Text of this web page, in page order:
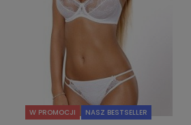
W PROMOCJI NASZ BESTSELLER